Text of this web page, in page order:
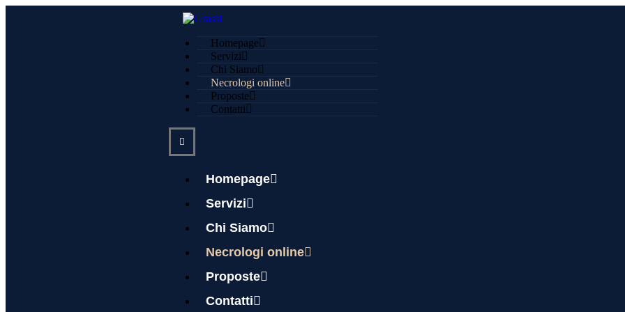
Homepage
Servizi
Chi Siamo
Necrologi online
Proposte
Contatti
Homepage
Servizi
Chi Siamo
Necrologi online
Proposte
Contatti
IANNA GHISOLFI